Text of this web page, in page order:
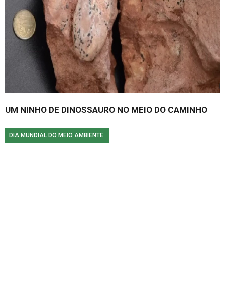
UM NINHO DE DINOSSAURO NO MEIO DO CAMINHO
DIA MUNDIAL DO MEIO AMBIENTE